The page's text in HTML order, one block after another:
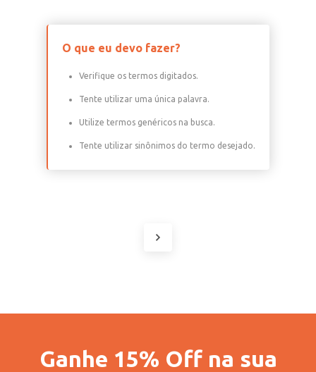
O que eu devo fazer?
Verifique os termos digitados.
Tente utilizar uma única palavra.
Utilize termos genéricos na busca.
Tente utilizar sinônimos do termo desejado.
Ganhe 15% Off na sua